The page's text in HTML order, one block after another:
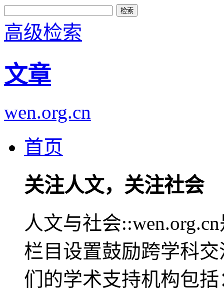
高级检索
文章
wen.org.cn
首页
关注人文，关注社会
人文与社会
栏目设置鼓励跨学科
们的学术支持机构包